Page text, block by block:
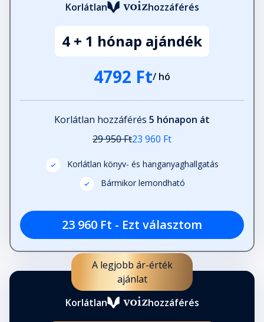
Korlátlan hozzáférés
4 + 1 hónap ajándék
4792 Ft/ hó
Korlátlan hozzáférés 5 hónapon át
29 950 Ft23 960 Ft
Korlátlan könyv- és hanganyaghallgatás
Bármikor lemondható
23 960 Ft - Ezt választom
A legjobb ár-érték
ajánlat
Korlátlan
hozzáférés